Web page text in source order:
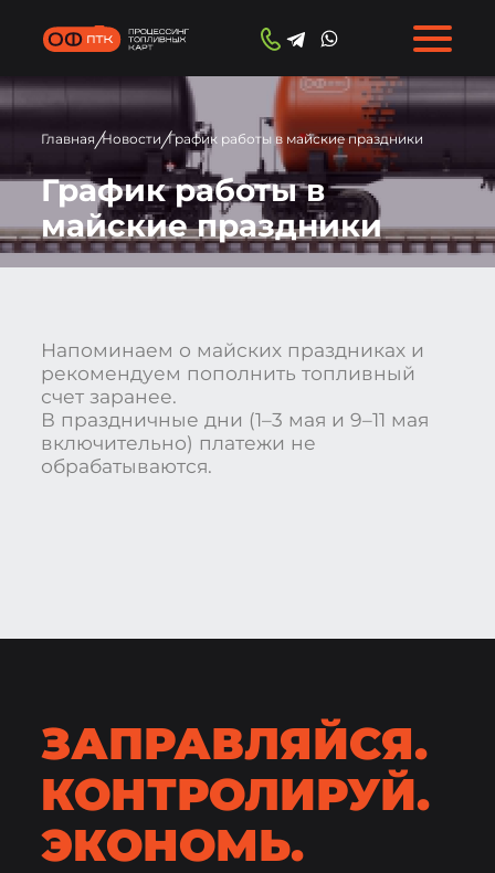
Главная/Новости/График работы в майские праздники
График работы в
майские праздники
Напоминаем о майских праздниках и
рекомендуем пополнить топливный
счет заранее.
В праздничные дни (1–3 мая и 9–11 мая
включительно) платежи не
обрабатываются.
ЗАПРАВЛЯЙСЯ.
КОНТРОЛИРУЙ.
ЭКОНОМЬ.